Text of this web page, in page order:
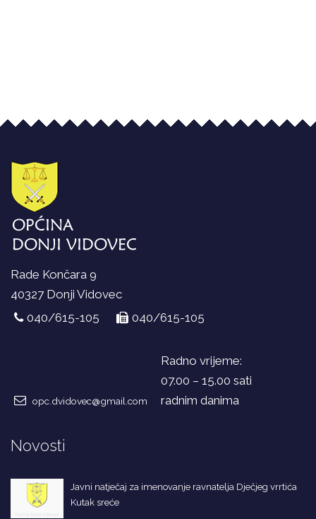
Rade Končara 9
40327 Donji Vidovec
040/615-105
040/615-105
opc.dvidovec@gmail.com
Radno vrijeme:
07.00 – 15.00 sati
radnim danima
Novosti
Javni natječaj za imenovanje ravnatelja Dječjeg vrrtića
Kutak sreće